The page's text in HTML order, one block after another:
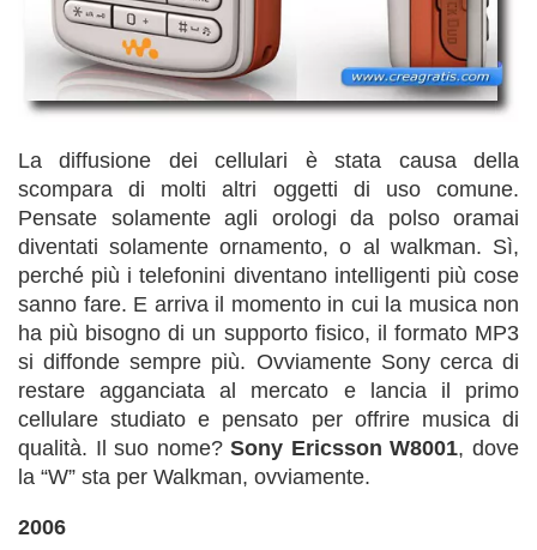
La diffusione dei cellulari è stata causa della
scompara di molti altri oggetti di uso comune.
Pensate solamente agli orologi da polso oramai
diventati solamente ornamento, o al walkman. Sì,
perché più i telefonini diventano intelligenti più cose
sanno fare. E arriva il momento in cui la musica non
ha più bisogno di un supporto fisico, il formato MP3
si diffonde sempre più. Ovviamente Sony cerca di
restare agganciata al mercato e lancia il primo
cellulare studiato e pensato per offrire musica di
qualità. Il suo nome?Sony Ericsson W8001, dove
la “W” sta per Walkman, ovviamente.
2006